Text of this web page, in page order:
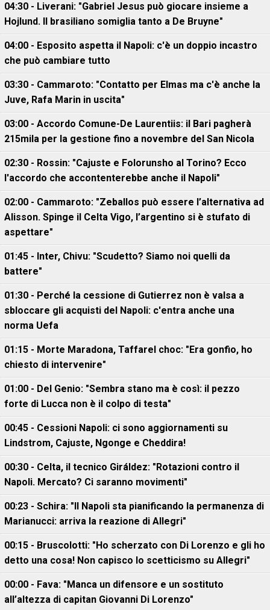
04:30 - Liverani: "Gabriel Jesus può giocare insieme a
Hojlund. Il brasiliano somiglia tanto a De Bruyne"
04:00 - Esposito aspetta il Napoli: c'è un doppio incastro
che può cambiare tutto
03:30 - Cammaroto: "Contatto per Elmas ma c'è anche la
Juve, Rafa Marin in uscita"
03:00 - Accordo Comune-De Laurentiis: il Bari pagherà
215mila per la gestione fino a novembre del San Nicola
02:30 - Rossin: "Cajuste e Folorunsho al Torino? Ecco
l'accordo che accontenterebbe anche il Napoli"
02:00 - Cammaroto: "Zeballos può essere l’alternativa ad
Alisson. Spinge il Celta Vigo, l’argentino si è stufato di
aspettare"
01:45 - Inter, Chivu: "Scudetto? Siamo noi quelli da
battere"
01:30 - Perché la cessione di Gutierrez non è valsa a
sbloccare gli acquisti del Napoli: c'entra anche una
norma Uefa
01:15 - Morte Maradona, Taffarel choc: "Era gonfio, ho
chiesto di intervenire"
01:00 - Del Genio: "Sembra stano ma è così: il pezzo
forte di Lucca non è il colpo di testa"
00:45 - Cessioni Napoli: ci sono aggiornamenti su
Lindstrom, Cajuste, Ngonge e Cheddira!
00:30 - Celta, il tecnico Giráldez: "Rotazioni contro il
Napoli. Mercato? Ci saranno movimenti"
00:23 - Schira: "Il Napoli sta pianificando la permanenza di
Marianucci: arriva la reazione di Allegri"
00:15 - Bruscolotti: "Ho scherzato con Di Lorenzo e gli ho
detto una cosa! Non capisco lo scetticismo su Allegri"
00:00 - Fava: "Manca un difensore e un sostituto
all’altezza di capitan Giovanni Di Lorenzo"